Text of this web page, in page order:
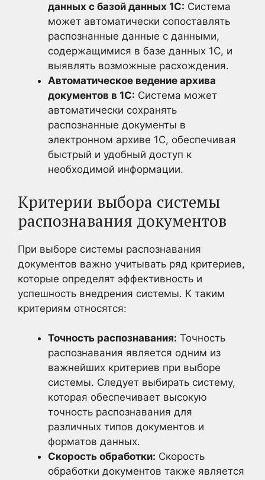
данных с базой данных 1С: Система
может автоматически сопоставлять
распознанные данные с данными,
содержащимися в базе данных 1С, и
выявлять возможные расхождения.
Автоматическое ведение архива
документов в 1С: Система может
автоматически сохранять
распознанные документы в
электронном архиве 1С, обеспечивая
быстрый и удобный доступ к
необходимой информации.
Критерии выбора системы
распознавания документов
При выборе системы распознавания
документов важно учитывать ряд критериев,
которые определят эффективность и
успешность внедрения системы. К таким
критериям относятся:
Точность распознавания: Точность
распознавания является одним из
важнейших критериев при выборе
системы. Следует выбирать систему,
которая обеспечивает высокую
точность распознавания для
различных типов документов и
форматов данных.
Скорость обработки: Скорость
обработки документов также является